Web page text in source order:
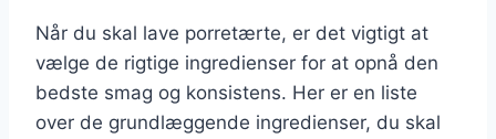
Når du skal lave porretærte, er det vigtigt at
vælge de rigtige ingredienser for at opnå den
bedste smag og konsistens. Her er en liste
over de grundlæggende ingredienser, du skal